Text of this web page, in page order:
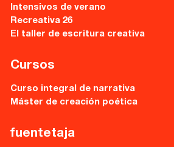
Editorial
Catálogo
Ebooks
Intensivos de verano
Recreativa 26
El taller de escritura creativa
Cursos
Curso integral de narrativa
Máster de creación poética
fuentetaja